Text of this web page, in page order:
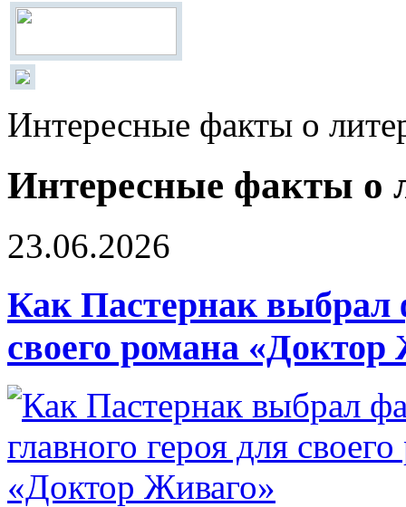
Интересные факты о
Интересные факты о
23.06.2026
Как Пастернак выбрал
своего романа